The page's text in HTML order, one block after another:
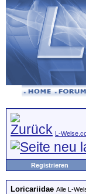
L-
Registrieren
Loricariidae Alle L-